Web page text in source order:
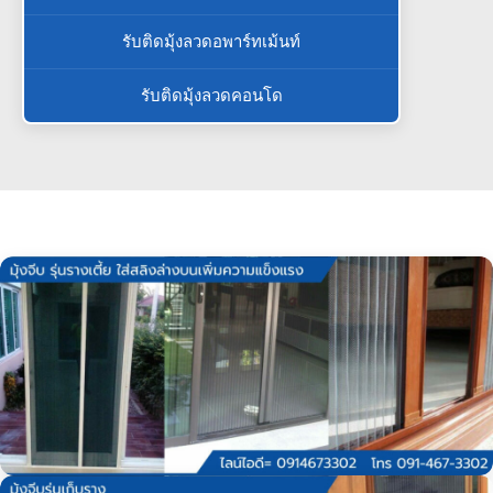
รับติดมุ้งลวดอพาร์ทเม้นท์
รับติดมุ้งลวดคอนโด